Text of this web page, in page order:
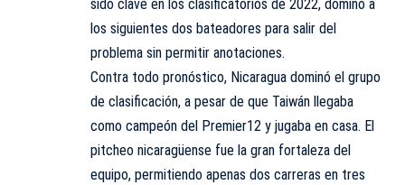
sido clave en los clasificatorios de 2022, dominó a
los siguientes dos bateadores para salir del
problema sin permitir anotaciones.
Contra todo pronóstico, Nicaragua dominó el grupo
de clasificación, a pesar de que Taiwán llegaba
como campeón del Premier12 y jugaba en casa. El
pitcheo nicaragüense fue la gran fortaleza del
equipo, permitiendo apenas dos carreras en tres